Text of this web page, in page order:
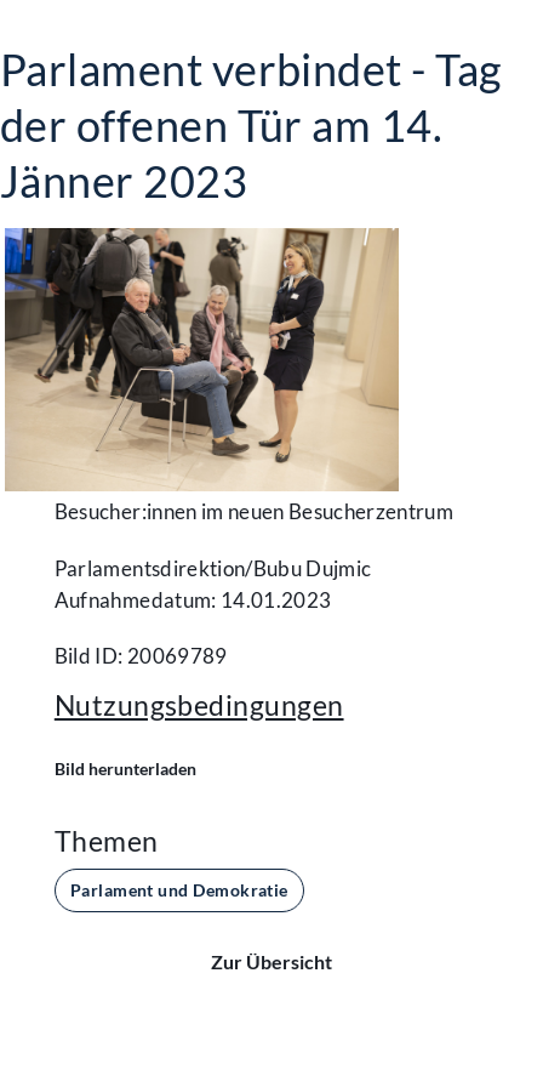
Parlament verbindet - Tag
der offenen Tür am 14.
Jänner 2023
Besucher:innen im neuen Besucherzentrum
Parlamentsdirektion/​Bubu Dujmic
Aufnahmedatum: 14.01.2023
Bild ID: 20069789
Nutzungsbedingungen
Bild herunterladen
Themen
Parlament und Demokratie
Zur Übersicht